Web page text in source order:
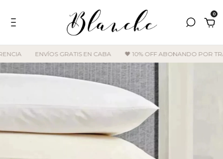
0
ENVÍOS GRATIS EN CABA 🖤 10% OFF ABONANDO POR